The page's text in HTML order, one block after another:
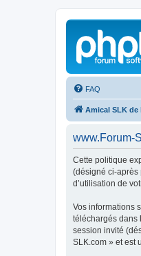
FAQ
Amical SLK de
www.Forum-
Cette politique
(désigné ci-après
d’utilisation de
Vos informations
téléchargés dans
session invité
SLK.com » et est